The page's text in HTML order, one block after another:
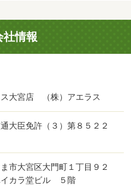
社情報
ス大宮店 （株）アエラス
大臣免許（３）第８５２２
市大宮区大門町１丁目９２
イカラ堂ビル ５階